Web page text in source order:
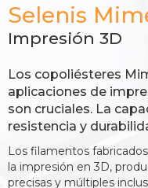
Selenis
Impresión 3D
Los copoliésteres
aplicaciones de
son cruciales. La
resistencia y
Los filamentos
la impresión en 3D,
precisas y múltiples